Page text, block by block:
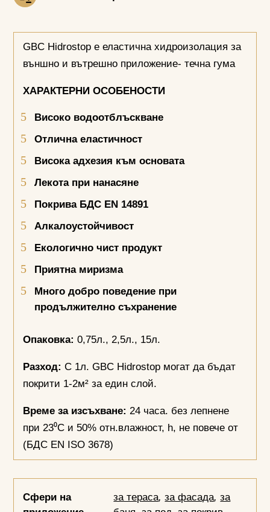
GBC Hidrostop е еластична хидроизолация за
външно и вътрешно приложение- течна гума
ХАРАКТЕРНИ ОСОБЕНОСТИ
Високо водоотблъскване
Отлична еластичност
Висока адхезия към основата
Лекота при нанасяне
Покрива БДС EN 14891
Алкалоустойчивост
Екологично чист продукт
Приятна миризма
Много добро поведение при
продължително съхранение
Опаковка: 0,75л., 2,5л., 15л.
Разход: С 1л. GBC Hidrostop могат да бъдат
покрити 1-2м² за един слой.
Време за изсъхване: 24 часа. без лепнене
при 23⁰С и 50% отн.влажност, h, не повече от
(БДС EN ISO 3678)
Сфери на
за тераса,за фасада,за